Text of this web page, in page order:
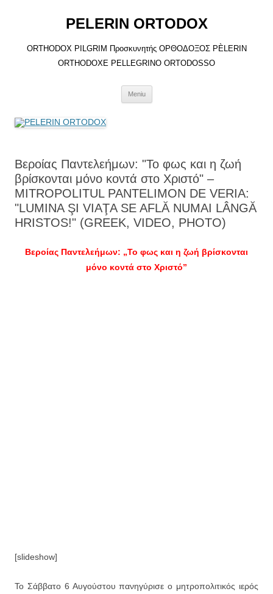
PELERIN ORTODOX
ORTHODOX PILGRIM Προσκυνητής ΟΡΘΟΔΟΞΟΣ PÈLERIN
ORTHODOXE PELLEGRINO ORTODOSSO
Meniu
Βεροίας Παντελεήμων: "Το φως και η ζωή
βρίσκονται μόνο κοντά στο Χριστό" –
MITROPOLITUL PANTELIMON DE VERIA:
"LUMINA ŞI VIAŢA SE AFLĂ NUMAI LÂNGĂ
HRISTOS!" (GREEK, VIDEO, PHOTO)
Βεροίας Παντελεήμων: „Το φως και η ζωή βρίσκονται
μόνο κοντά στο Χριστό”
[slideshow]
Το Σάββατο 6 Αυγούστου πανηγύρισε ο μητροπολιτικός ιερός